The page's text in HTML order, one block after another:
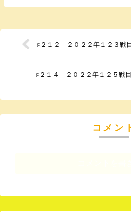
♯２１２ ２０２２年１２３戦
♯２１４ ２０２２年１２５戦
コメン